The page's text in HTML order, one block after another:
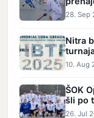
28. Sep
Nitra
10. Aug
ŠOK
šli po
26. Jul